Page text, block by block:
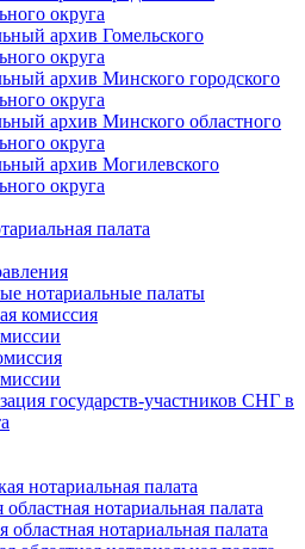
округа
архив Гомельского
округа
архив Минского городского
округа
архив Минского областного
округа
архив Могилевского
округа
палата
нотариальные палаты
комиссия
государств-участников СНГ в
нотариальная палата
областная нотариальная палата
областная нотариальная палата